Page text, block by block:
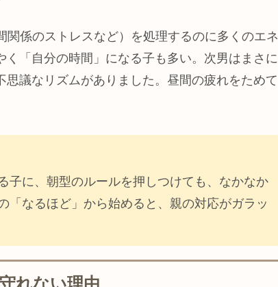
係のストレスなど）を処理するのに多くのエネ
「自分の時間」になる子も多い。次男はまさに
議なリズムがありました。昼間の疲れをためて
子に、朝型のルールを押しつけても、なかなか
「なるほど」から始めると、親の対応がガラッ